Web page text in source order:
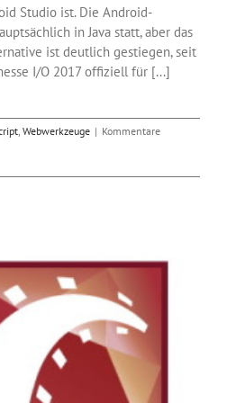
Studio ist. Die Android-
in Java statt, aber das
ist deutlich gestiegen, seit
I/O 2017 offiziell für [...]
, Webwerkzeuge | Kommentare